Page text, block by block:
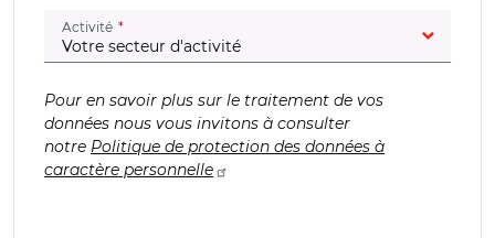
Activité (champ obligatoire)
Pour en savoir plus sur le traitement de vos
données nous vous invitons à consulter
notre Politique de protection des données à
caractère personnelle